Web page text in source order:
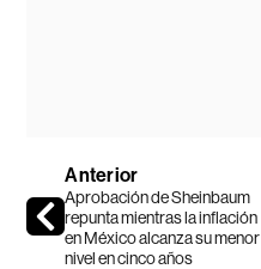
Anterior
Aprobación de Sheinbaum
repunta mientras la inflación
en México alcanza su menor
nivel en cinco años